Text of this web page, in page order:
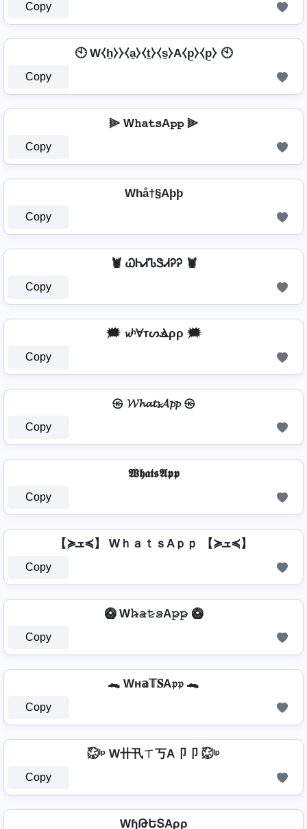
Copy
🕙 W⧼h̼⧽⧽⧼a̼⧽⧼t̼⧽⧼s̼⧽A⧼p̼⧽⧼p̼⧽ 🕙
Copy
⫸ W𝚑𝚊𝚝𝚜A𝚙𝚙 ⫸
Copy
Whå†§Aþþ
Copy
🦞 ᏇᏂᏗᏖᏕᏗᎮᎮ 🦞
Copy
🗯️ 𝔀ʰⱯтᔕⳚρρ 🗯️
Copy
㉿ 𝓦𝓱𝓪𝓽𝓼𝓐𝓹𝓹 ㉿
Copy
𝖂𝖍𝖆𝖙𝖘𝕬𝖕𝖕
Copy
【≽ܫ≼】 WｈａｔｓAｐｐ 【≽ܫ≼】
Copy
🥝 W𝚑̷̴𝚊̷𝚝̷𝚜̷A𝚙̷𝚙̷ 🥝
Copy
🐊 Wн𝕒𝕋𝐒A𝔭𝔭 🐊
Copy
㍇⃝ᴵᵖ W卄卂ㄒ丂A卩卩 ㍇⃝ᴵᵖ
Copy
WɧԹԵՏAρρ